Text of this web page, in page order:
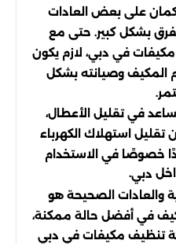
كمان على بعض العادات
بشكل كبير. حتى مع
في دبي، لازم يكون
المكيف وصيانته بشكل
في تقليل الأعطال،
تقليل استهلاك الكهرباء
خصوصًا في الاستخدام
دبي.
والعادات الصحيحة هو
في أفضل حالة ممكنة،
تنظيف مكيفات في دبي